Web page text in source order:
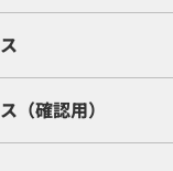
（確認用）